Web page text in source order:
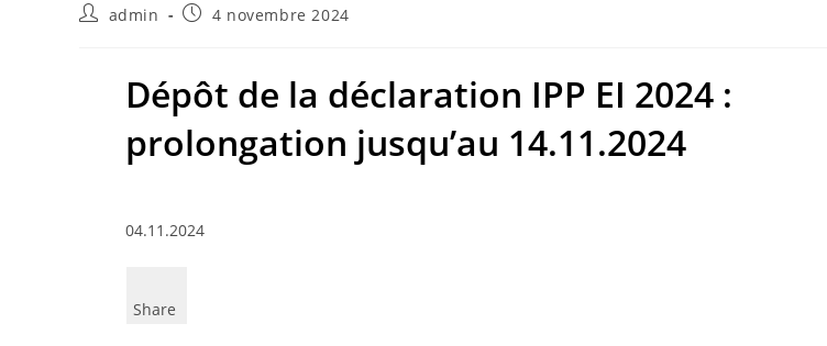
admin 4 novembre 2024
Dépôt de la déclaration IPP EI 2024 :
prolongation jusqu’au 14.11.2024
04.11.2024
Share